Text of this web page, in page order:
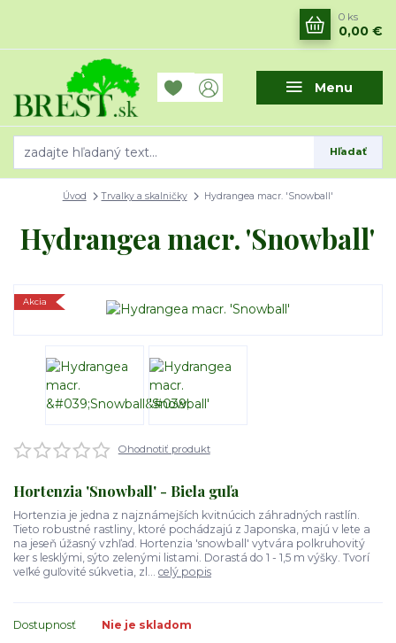
Menu
Hľadať
0 ks
0,00 €
Úvod Trvalky a skalničky Hydrangea macr. 'Snowball'
Hydrangea macr. 'Snowball'
Akcia
Ohodnotiť produkt
Hortenzia 'Snowball' - Biela guľa
Hortenzia je jedna z najznámejších kvitnúcich záhradných rastlín.
Tieto robustné rastliny, ktoré pochádzajú z Japonska, majú v lete a
na jeseň úžasný vzhľad. Hortenzia 'snowball' vytvára polkruhovitý
ker s lesklými, sýto zelenými listami. Dorastá do 1 - 1,5 m výšky. Tvorí
veľké guľovité súkvetia, zl... celý popis
Dostupnosť
Nie je skladom